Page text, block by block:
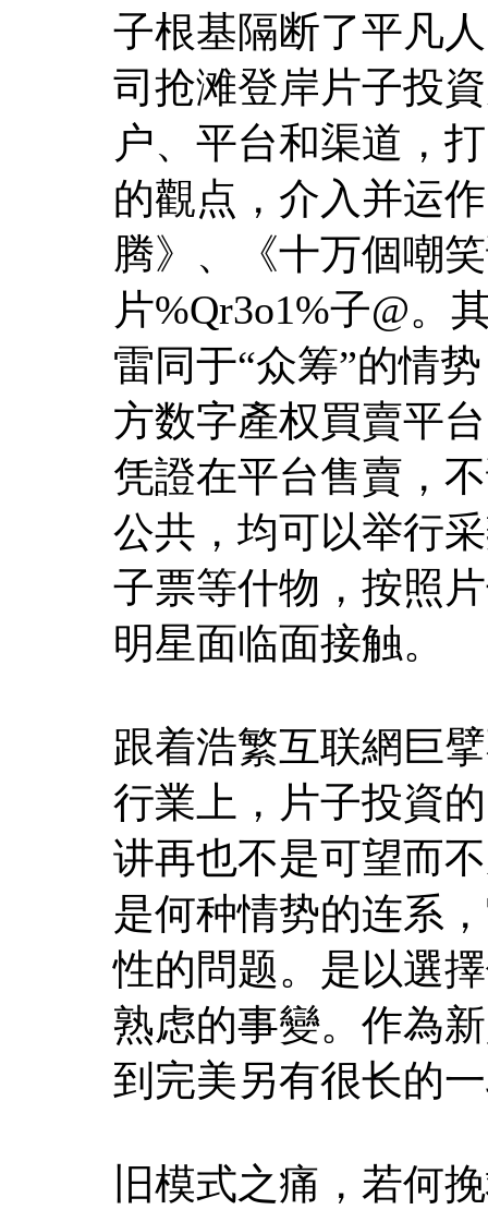
子根基隔断了平凡
司抢滩登岸片子投
户、平台和渠道，
的觀点，介入并运
腾》、《十万個嘲
片%Qr3o1%子@。
雷同于“众筹”的情
方数字產权買賣平
凭證在平台售賣，
公共，均可以举行
子票等什物，按照
明星面临面接触。
跟着浩繁互联網巨
行業上，片子投資
讲再也不是可望而
是何种情势的连系
性的問题。是以選
熟虑的事變。作為
到完美另有很长的
旧模式之痛，若何